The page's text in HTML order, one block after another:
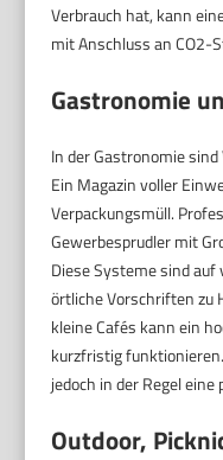
Verbrauch hat, kann
mit Anschluss an CO2-
Gastronomie
In der Gastronomie
Ein Magazin voller
Verpackungsmüll.
Gewerbesprudler mit
Diese Systeme sind
örtliche Vorschriften zu
kleine Cafés kann ein
kurzfristig
jedoch in der Regel
Outdoor,